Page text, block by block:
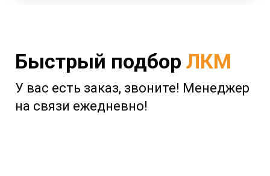
Быстрый подбор ЛКМ
У вас есть заказ, звоните! Менеджер
на связи ежедневно!